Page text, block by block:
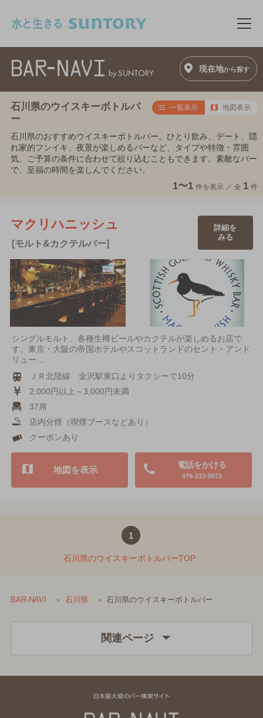
メ
現在地から探す
石川県のウイスキーボトルバ
ー
一覧表示 地図表示
石川県のおすすめウイスキーボトルバー。ひとり飲み、デート、隠
れ家的フンイキ、夜景が楽しめるバーなど、タイプや特徴・雰囲
気、ご予算の条件に合わせて絞り込むこともできます。素敵なバー
で、至福の時間を楽しんでください。
1〜1 件を表示 ／ 全 1 件
マクリハニッシュ
[モルト&カクテルバー]
詳細を
みる
シングルモルト、各種生樽ビールやカクテルが楽しめるお店で
す。東京・大阪の帝国ホテルやスコットランドのセント・アンド
リュー…
ＪＲ北陸線 金沢駅東口よりタクシーで10分
2,000円以上～3,000円未満
37席
店内分煙（喫煙ブースなどあり）
クーポンあり
電話をかける
076-233-0072
地図を表示
1
石川県のウイスキーボトルバーTOP
BAR-NAVI 石川県 石川県のウイスキーボトルバー
関連ページ